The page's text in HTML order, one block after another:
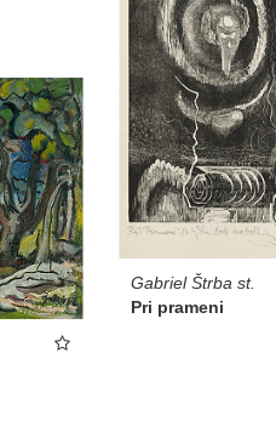
Gabriel Štrba st.
Pri prameni